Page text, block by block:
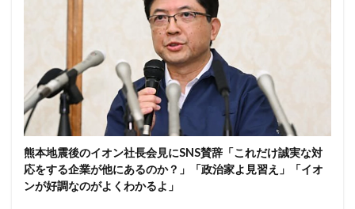
熊本地震後のイオン社長会見にSNS賛辞「これだけ誠実な対
応をする企業が他にあるのか？」「政治家よ見習え」「イオ
ンが好調なのがよくわかるよ」